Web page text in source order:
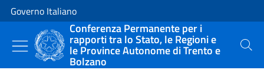
Vai al contenuto
Vai alla navigazione del sito
Governo Italiano
Conferenza Permanente per i
rapporti tra lo Stato, le Regioni e
le Province Autonome di Trento e
Bolzano
Cerca